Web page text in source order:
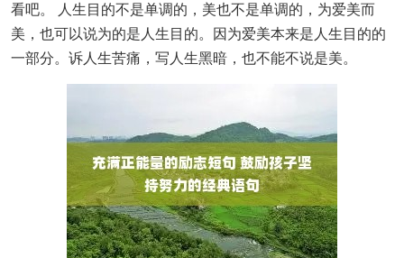
看吧。 人生目的不是单调的，美也不是单调的，为爱美而
美，也可以说为的是人生目的。因为爱美本来是人生目的的
一部分。诉人生苦痛，写人生黑暗，也不能不说是美。